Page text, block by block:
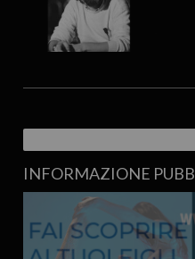
INFORMAZIONE